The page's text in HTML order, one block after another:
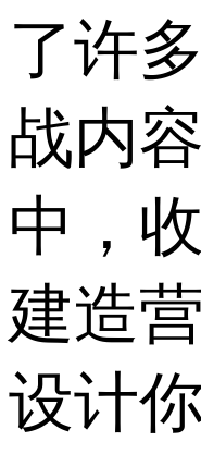
了许
战内
中，
建造
设计